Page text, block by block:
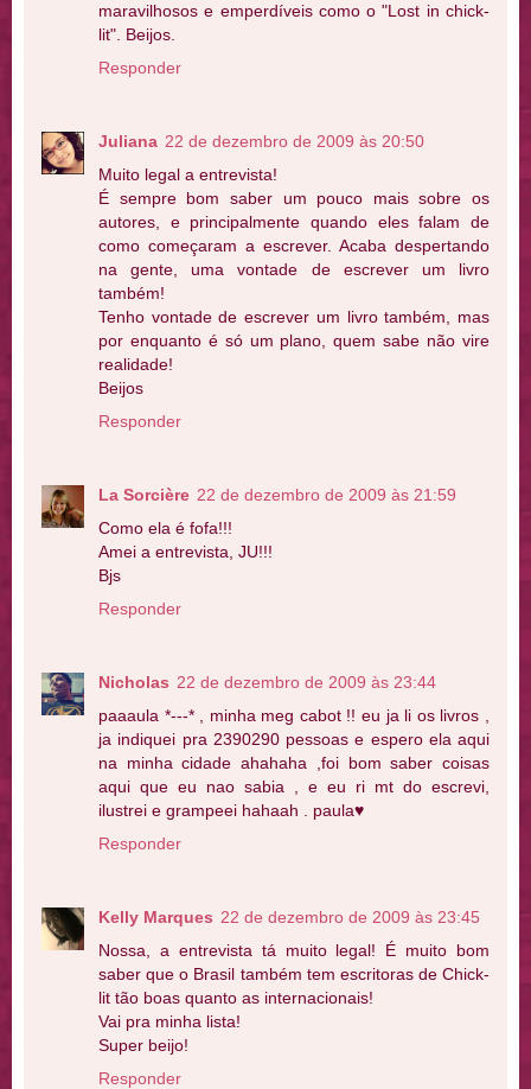
maravilhosos e emperdíveis como o "Lost in chick-
lit". Beijos.
Responder
Juliana 22 de dezembro de 2009 às 20:50
Muito legal a entrevista!
É sempre bom saber um pouco mais sobre os
autores, e principalmente quando eles falam de
como começaram a escrever. Acaba despertando
na gente, uma vontade de escrever um livro
também!
Tenho vontade de escrever um livro também, mas
por enquanto é só um plano, quem sabe não vire
realidade!
Beijos
Responder
La Sorcière 22 de dezembro de 2009 às 21:59
Como ela é fofa!!!
Amei a entrevista, JU!!!
Bjs
Responder
Nicholas 22 de dezembro de 2009 às 23:44
paaaula *---* , minha meg cabot !! eu ja li os livros ,
ja indiquei pra 2390290 pessoas e espero ela aqui
na minha cidade ahahaha ,foi bom saber coisas
aqui que eu nao sabia , e eu ri mt do escrevi,
ilustrei e grampeei hahaah . paula♥
Responder
Kelly Marques 22 de dezembro de 2009 às 23:45
Nossa, a entrevista tá muito legal! É muito bom
saber que o Brasil também tem escritoras de Chick-
lit tão boas quanto as internacionais!
Vai pra minha lista!
Super beijo!
Responder